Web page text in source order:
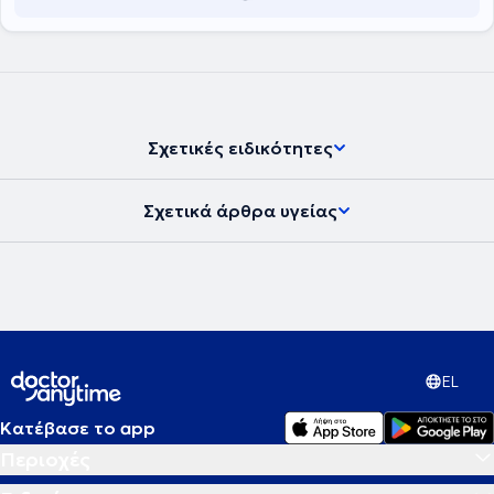
Σχετικές ειδικότητες
Σχετικά άρθρα υγείας
EL
Κατέβασε το app